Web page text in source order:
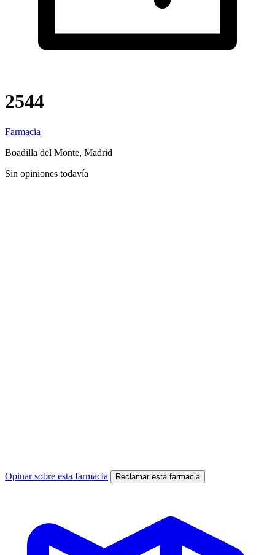
2544
Farmacia
Boadilla del Monte, Madrid
Sin opiniones todavía
Opinar sobre esta farmacia Reclamar esta farmacia